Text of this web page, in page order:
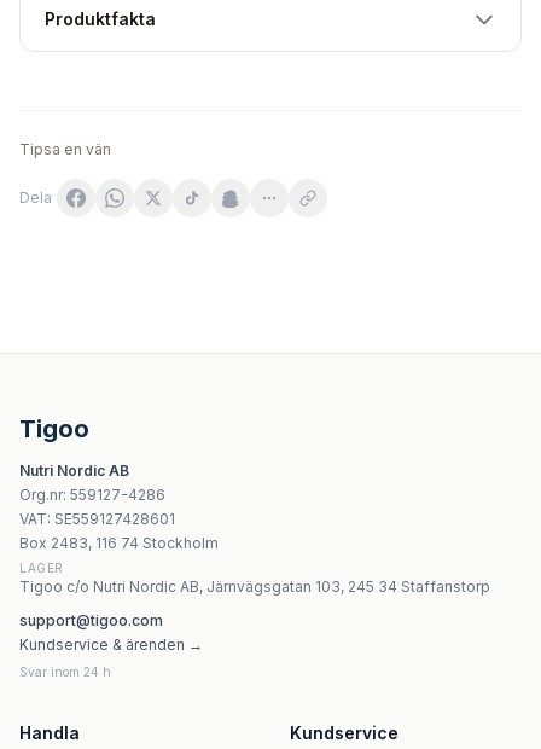
Produktfakta
Tipsa en vän
Dela
Amix Crea-Trix Kreatinmatris Pulver 824g
Wispy Juicy Mango - 300g
Wispy Sunny Raspberry – Frystorkat hallonpulver 300g
Wispy Zesty Lemon - 300g pulver
Tigoo
Nutri Nordic AB
Org.nr: 559127-4286
VAT: SE559127428601
Box 2483, 116 74 Stockholm
LAGER
Tigoo c/o Nutri Nordic AB, Järnvägsgatan 103, 245 34 Staffanstorp
support@tigoo.com
Kundservice & ärenden →
Svar inom 24 h
Handla Kundservice